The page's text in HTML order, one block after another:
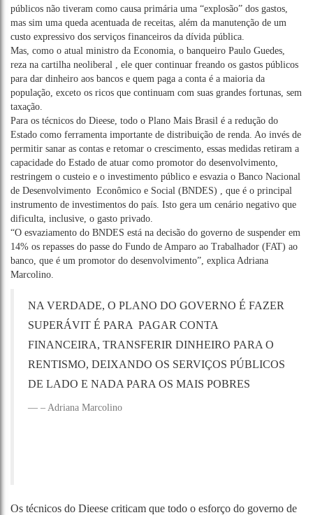
públicos não tiveram como causa primária uma “explosão” dos gastos,
mas sim uma queda acentuada de receitas, além da manutenção de um
custo expressivo dos serviços financeiros da dívida pública.
Mas, como o atual ministro da Economia, o banqueiro Paulo Guedes,
reza na cartilha neoliberal , ele quer continuar freando os gastos públicos
para dar dinheiro aos bancos e quem paga a conta é a maioria da
população, exceto os ricos que continuam com suas grandes fortunas, sem
taxação.
Para os técnicos do Dieese, todo o Plano Mais Brasil é a redução do
Estado como ferramenta importante de distribuição de renda. Ao invés de
permitir sanar as contas e retomar o crescimento, essas medidas retiram a
capacidade do Estado de atuar como promotor do desenvolvimento,
restringem o custeio e o investimento público e esvazia o Banco Nacional
de Desenvolvimento Econômico e Social (BNDES) , que é o principal
instrumento de investimentos do país. Isto gera um cenário negativo que
dificulta, inclusive, o gasto privado.
“O esvaziamento do BNDES está na decisão do governo de suspender em
14% os repasses do passe do Fundo de Amparo ao Trabalhador (FAT) ao
banco, que é um promotor do desenvolvimento”, explica Adriana
Marcolino.
NA VERDADE, O PLANO DO GOVERNO É FAZER
SUPERÁVIT É PARA PAGAR CONTA
FINANCEIRA, TRANSFERIR DINHEIRO PARA O
RENTISMO, DEIXANDO OS SERVIÇOS PÚBLICOS
DE LADO E NADA PARA OS MAIS POBRES
– Adriana Marcolino
Os técnicos do Dieese criticam que todo o esforço do governo de